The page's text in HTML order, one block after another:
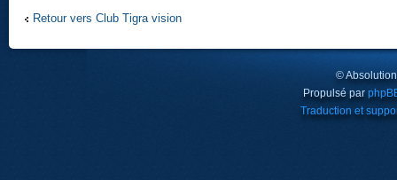
Retour vers Club Tigra vision
©
Propulsé par
Traduction et